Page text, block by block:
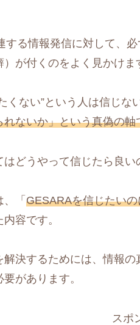
する情報発信に対して、
）が付くのをよく見かけま
くない”という人は信じ
れないか」という真偽の
はどうやって信じたら良
「 GESARAを信じたい
容です。
解決するためには、情報
があります。
スポ